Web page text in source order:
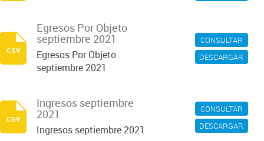
CONSULTAR
DESCARGAR
Egresos Por Objeto
septiembre 2021
Egresos Por Objeto
septiembre 2021
csv
CONSULTAR
DESCARGAR
Ingresos septiembre
2021
Ingresos septiembre 2021
csv